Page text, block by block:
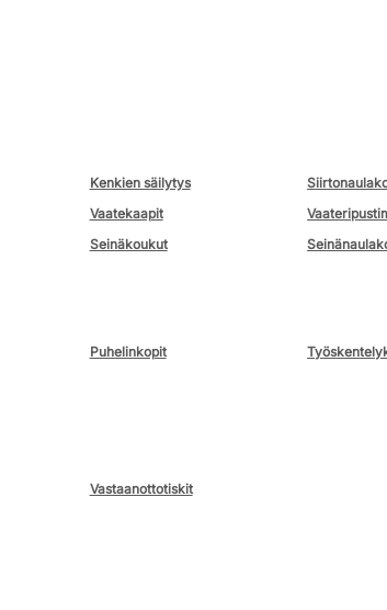
Kenkien säilytys
Vaatekaapit
Seinäkoukut
Puhelinkopit
Vastaanottotiskit